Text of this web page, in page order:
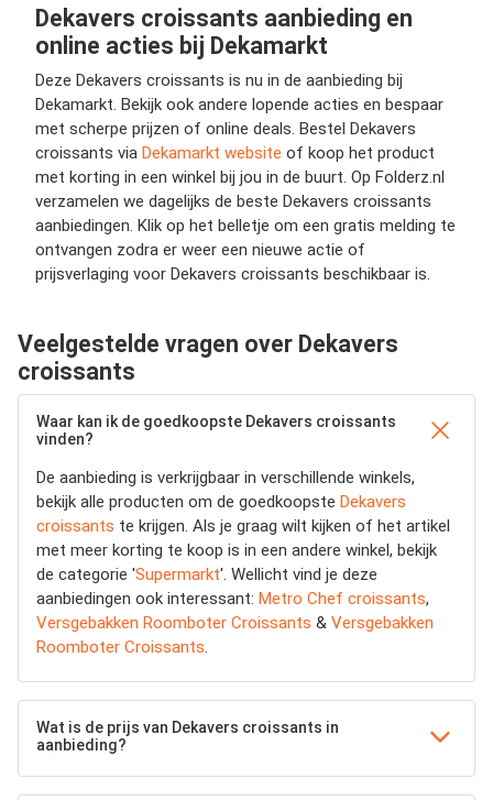
Dekavers croissants aanbieding en
online acties bij Dekamarkt
Deze Dekavers croissants is nu in de aanbieding bij
Dekamarkt. Bekijk ook andere lopende acties en bespaar
met scherpe prijzen of online deals. Bestel Dekavers
croissants via Dekamarkt website of koop het product
met korting in een winkel bij jou in de buurt. Op Folderz.nl
verzamelen we dagelijks de beste Dekavers croissants
aanbiedingen. Klik op het belletje om een gratis melding te
ontvangen zodra er weer een nieuwe actie of
prijsverlaging voor Dekavers croissants beschikbaar is.
Veelgestelde vragen over Dekavers
croissants
Waar kan ik de goedkoopste Dekavers croissants
vinden?
De aanbieding is verkrijgbaar in verschillende winkels,
bekijk alle producten om de goedkoopste Dekavers
croissants te krijgen. Als je graag wilt kijken of het artikel
met meer korting te koop is in een andere winkel, bekijk
de categorie 'Supermarkt'. Wellicht vind je deze
aanbiedingen ook interessant: Metro Chef croissants,
Versgebakken Roomboter Croissants & Versgebakken
Roomboter Croissants.
Wat is de prijs van Dekavers croissants in
aanbieding?